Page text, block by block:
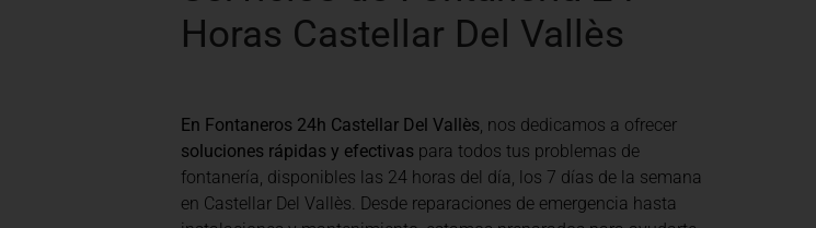
Horas Castellar Del Vallès
En Fontaneros 24h Castellar Del Vallès, nos dedicamos a ofrecer
soluciones rápidas y efectivas para todos tus problemas de
fontanería, disponibles las 24 horas del día, los 7 días de la semana
en Castellar Del Vallès. Desde reparaciones de emergencia hasta